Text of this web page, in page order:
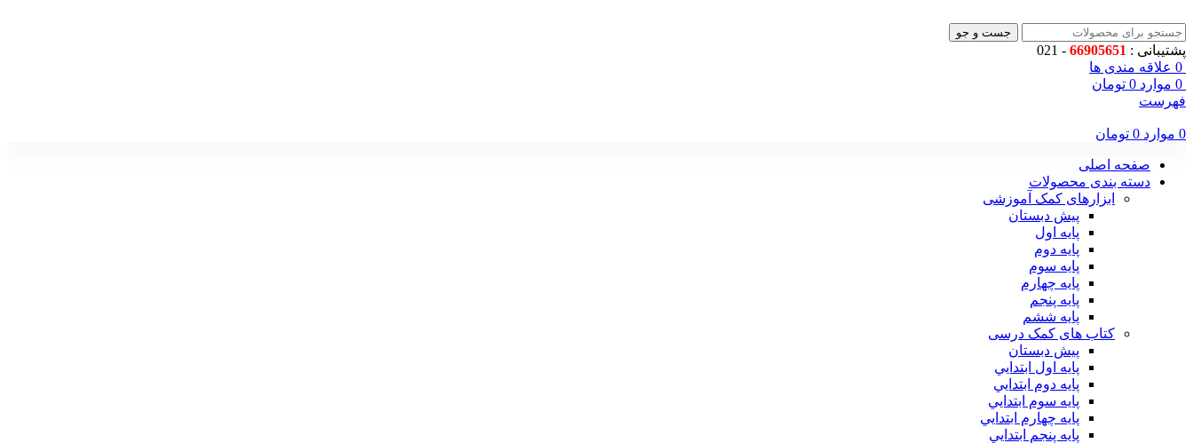
جست و جو
پشتیبانی : 66905651
- 021
0 علاقه مندی ها
0 موارد 0 تومان
فهرست
0 موارد 0 تومان
صفحه اصلی
دسته بندی محصولات
ابزارهای کمک آموزشی
پیش دبستان
پایه اول
پایه دوم
پایه سوم
پایه چهارم
پايه پنجم
پایه ششم
کتاب های کمک درسی
پیش دبستان
پايه اول ابتدايي
پايه دوم ابتدايي
پايه سوم ابتدايي
پايه چهارم ابتدايي
پايه پنجم ابتدايي